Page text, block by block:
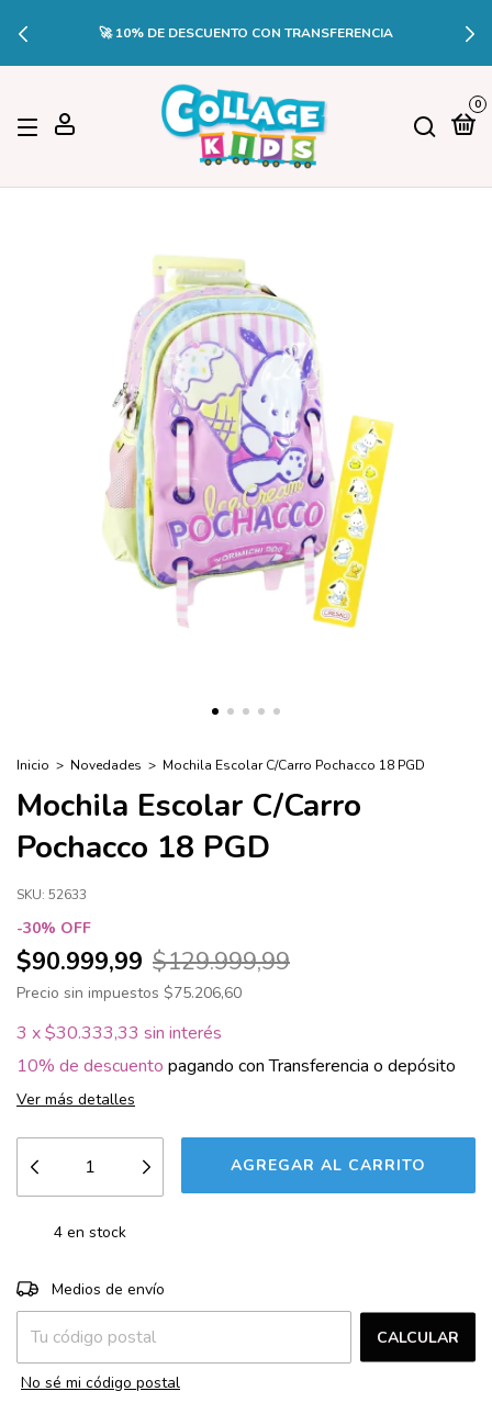
🚀 10% DE DESCUENTO CON TRANSFERENCIA
0
Inicio > Novedades > Mochila Escolar C/Carro Pochacco 18 PGD
Mochila Escolar C/Carro
Pochacco 18 PGD
SKU: 52633
-30% OFF
$90.999,99 $129.999,99
Precio sin impuestos $75.206,60
3 x$30.333,33 sin interés
10% de descuento pagando con Transferencia o depósito
Ver más detalles
4 en stock
Entregas para el CP:
Medios de envío
CALCULAR
No sé mi código postal